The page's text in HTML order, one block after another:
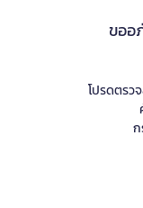
ขออ
โปรดตรว